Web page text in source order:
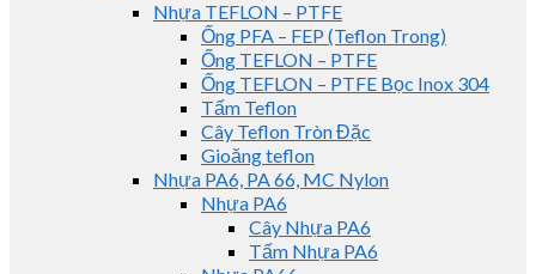
Nhựa TEFLON – PTFE
Ống PFA – FEP (Teflon Trong)
Ống TEFLON – PTFE
Ống TEFLON – PTFE Bọc Inox 304
Tấm Teflon
Cây Teflon Tròn Đặc
Gioăng teflon
Nhựa PA6, PA 66, MC Nylon
Nhựa PA6
Cây Nhựa PA6
Tấm Nhựa PA6